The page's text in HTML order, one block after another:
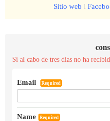
Sitio web l
Si al cabo de tres días no ha
Email Required
Name Required